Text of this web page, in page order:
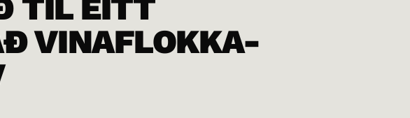
TIL EITT
VINAFLOKKA-